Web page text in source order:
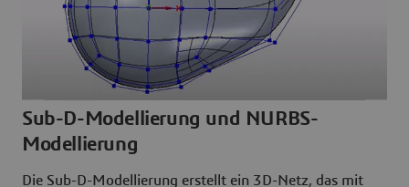
Sub-D-Modellierung und NURBS-
Modellierung
Die Sub-D-Modellierung erstellt ein 3D-Netz, das mit